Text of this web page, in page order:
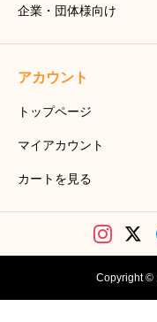
企業・団体様向け
アカウント
トップページ
マイアカウント
カートを見る
Copyright ©